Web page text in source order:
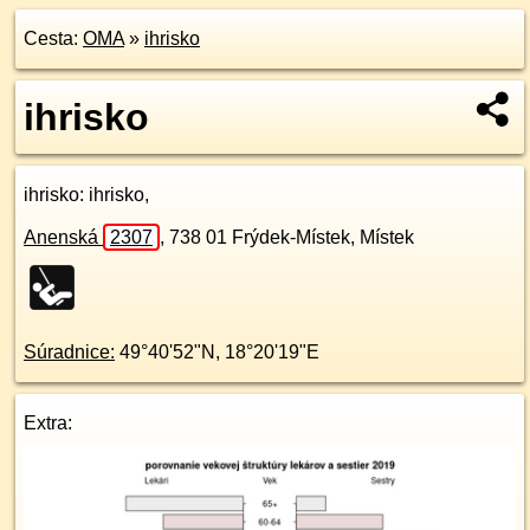
Cesta: OMA» ihrisko
ihrisko
ihrisko: ihrisko,
Anenská 2307 , 738 01 Frýdek-Místek, Místek
Súradnice: 49°40'52"N , 18°20'19"E
Extra: